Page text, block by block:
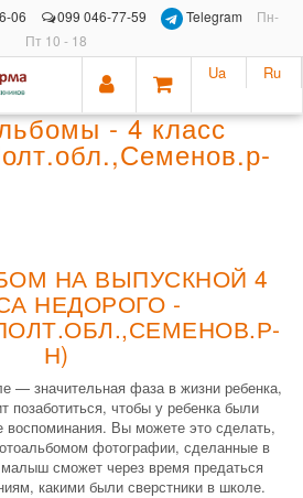
06 099 046-77-59 Telegram
Пн-
Пт 10 - 18
Ua Ru
- 4 класс
НА ВЫПУСКНОЙ 4
НЕДОРОГО -
Н)
— значительная фаза в жизни ребенка,
позаботиться, чтобы у ребенка были
воспоминания. Вы можете это сделать,
фотографии, сделанные в
сможет через время предаться
какими были сверстники в школе.